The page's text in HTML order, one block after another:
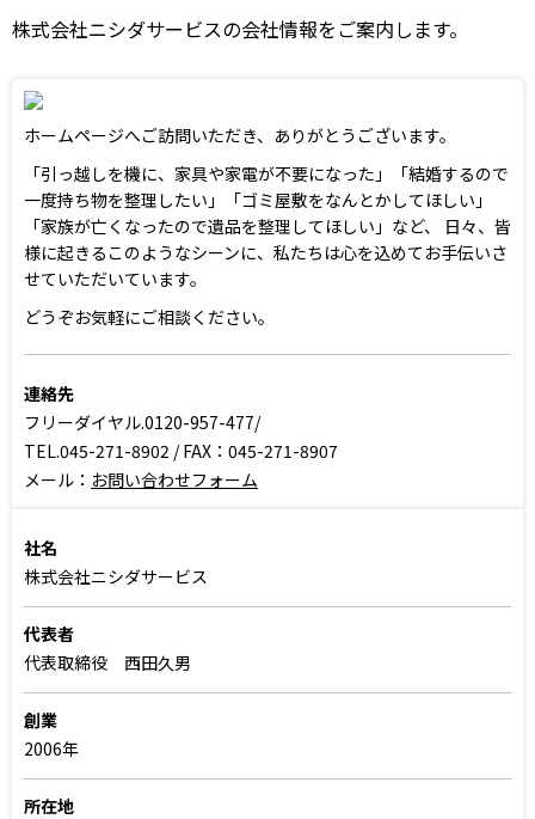
株式会社ニシダサービスの会社情報をご案内します。
ホームページへご訪問いただき、ありがとうございます。
「引っ越しを機に、家具や家電が不要になった」「結婚するので
一度持ち物を整理したい」「ゴミ屋敷をなんとかしてほしい」
「家族が亡くなったので遺品を整理してほしい」など、 日々、皆
様に起きるこのようなシーンに、私たちは心を込めてお手伝いさ
せていただいています。
どうぞお気軽にご相談ください。
連絡先
フリーダイヤル.0120-957-477/
TEL.045-271-8902 / FAX：045-271-8907
メール： お問い合わせフォーム
社名
株式会社ニシダサービス
代表者
代表取締役 西田久男
創業
2006年
所在地